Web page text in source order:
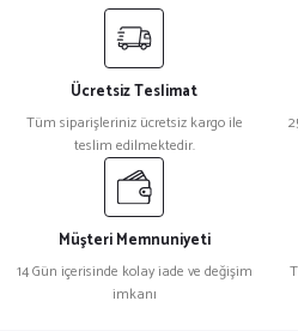
Ücretsiz Teslimat
Tüm siparişleriniz ücretsiz kargo ile
teslim edilmektedir.
Müşteri Memnuniyeti
14 Gün içerisinde kolay iade ve değişim
imkanı